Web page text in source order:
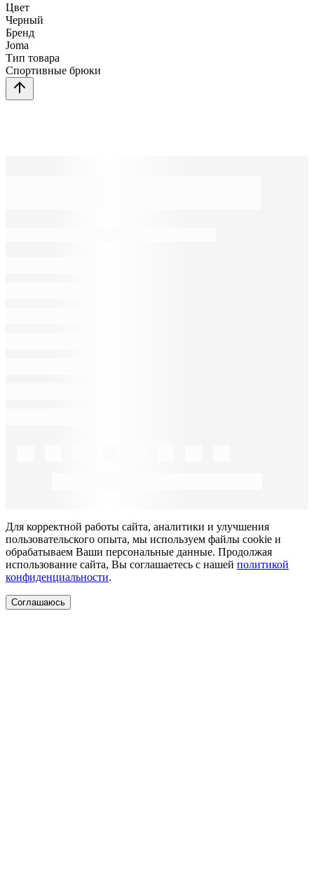
Цвет
Черный
Бренд
Joma
Тип товара
Спортивные брюки
Для корректной работы сайта, аналитики и улучшения
пользовательского опыта, мы используем файлы cookie и
обрабатываем Ваши персональные данные. Продолжая
использование сайта, Вы соглашаетесь с нашей политикой
конфиденциальности.
Соглашаюсь